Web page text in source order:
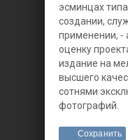
эсминцах
создании,
применении, -
оценку
издание на
высшего
сотнями
фотографий.
Сохранить